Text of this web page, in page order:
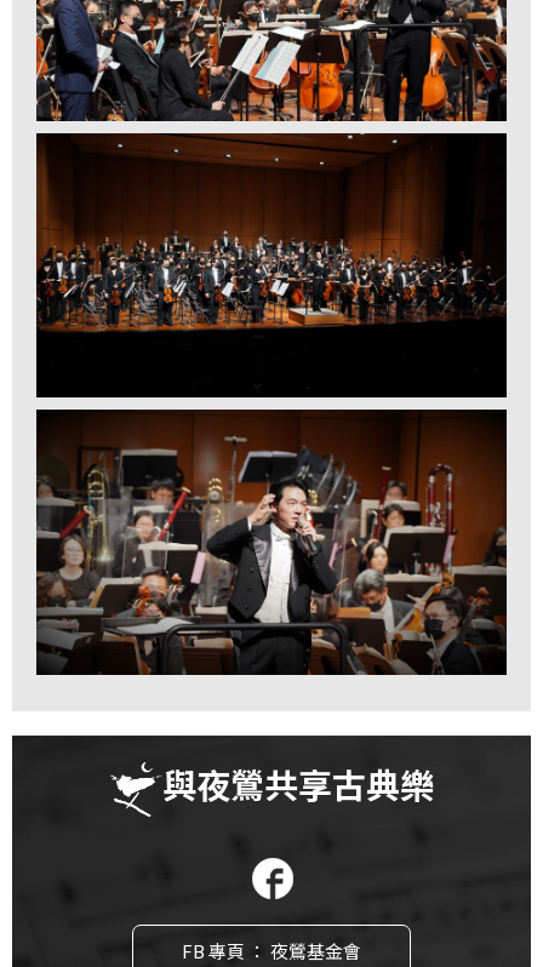
聯
絡
我
們
登
加
入
會
員
回
與夜鶯共享古典樂
FB 專頁 ： 夜鶯基金會